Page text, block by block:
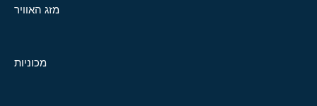
מזג האוויר
מכוניות